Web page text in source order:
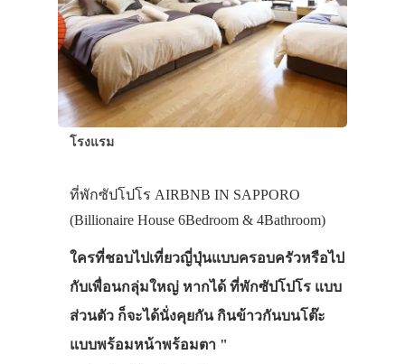
โรงแรม
ที่พักซัปโปโร AIRBNB IN SAPPORO
(Billionaire House 6Bedroom & 4Bathroom)
ใครที่ชอบไปเที่ยวญี่ปุ่นแบบครอบครัวหรือไป
กับเพื่อนกลุ่มใหญ่ หากได้ ที่พักซัปโปโร แบบ
ส่วนตัว ก็จะได้นั่งคุยกัน กินข้าวกันบนโต๊ะ
แบบพร้อมหน้าพร้อมตา "